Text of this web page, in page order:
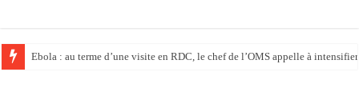
Ebola : au terme d’une visite en RDC, le chef de l’OMS appelle à